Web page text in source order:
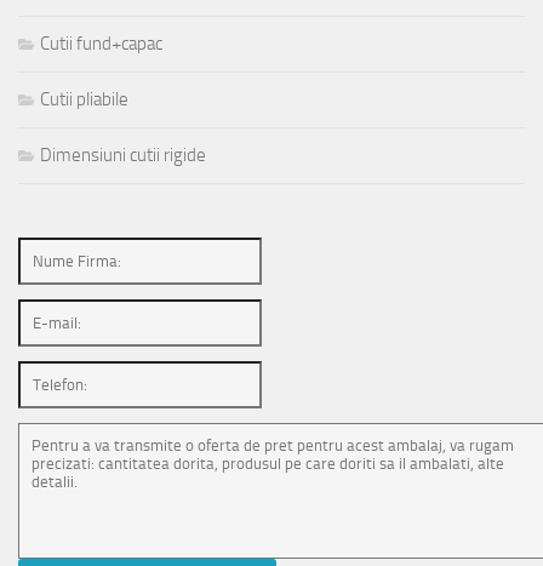
Cutii fund+capac
Cutii pliabile
Dimensiuni cutii rigide